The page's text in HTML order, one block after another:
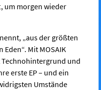
um morgen wieder
„aus der größten
Mit MOSAIK
und
erste EP – und ein
Umstände